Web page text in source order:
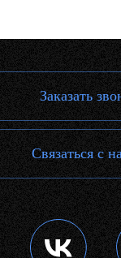
Заказать
Связаться с